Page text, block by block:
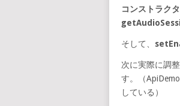
コンストラク
そして、
次に実際に調
す。（
している）